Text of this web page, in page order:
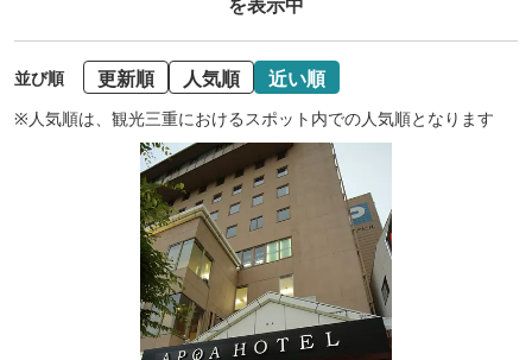
並び順 更新順 人気順 近い順
※人気順は、観光三重におけるスポット内での人気順となります